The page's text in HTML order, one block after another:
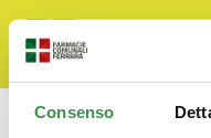
Consenso